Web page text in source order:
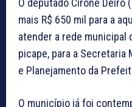
O deputado Cirone Deiró
mais R$ 650 mil para a
atender a rede municipal
picape, para a
e Planejamento da
O município já foi